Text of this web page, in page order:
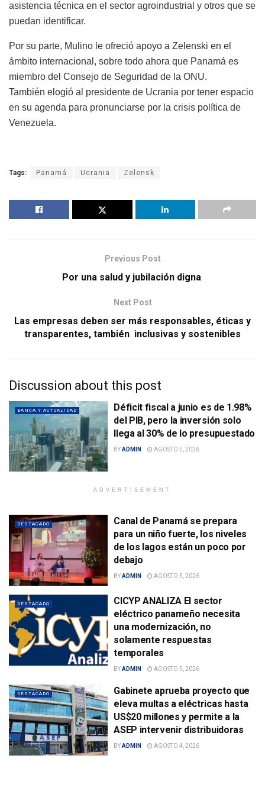
asistencia técnica en el sector agroindustrial y otros que se
puedan identificar.
Por su parte, Mulino le ofreció apoyo a Zelenski en el
ámbito internacional, sobre todo ahora que Panamá es
miembro del Consejo de Seguridad de la ONU.
También elogió al presidente de Ucrania por tener espacio
en su agenda para pronunciarse por la crisis política de
Venezuela.
Tags: Panamá Ucrania Zelensk
Previous Post
Por una salud y jubilación digna
Next Post
Las empresas deben ser más responsables, éticas y
transparentes, también inclusivas y sostenibles
Discussion about this post
BANCA Y ACTUALIDAD
Déficit fiscal a junio es de 1.98%
del PIB, pero la inversión solo
llega al 30% de lo presupuestado
BYADMIN AGOSTO 5, 2026
ADVERTISEMENT
DESTACADO
Canal de Panamá se prepara
para un niño fuerte, los niveles
de los lagos están un poco por
debajo
BYADMIN AGOSTO 5, 2026
DESTACADO
CICYP ANALIZA El sector
eléctrico panameño necesita
una modernización, no
solamente respuestas
temporales
BYADMIN AGOSTO 5, 2026
DESTACADO
Gabinete aprueba proyecto que
eleva multas a eléctricas hasta
US$20 millones y permite a la
ASEP intervenir distribuidoras
BYADMIN AGOSTO 4, 2026